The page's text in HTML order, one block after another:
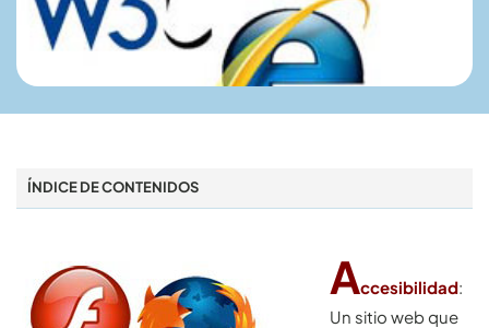
ÍNDICE DE CONTENIDOS
Accesibilidad:
Un sitio web que